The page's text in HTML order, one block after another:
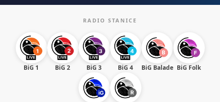
RADIO STANICE
BiG 1 BiG 2 BiG 3 BiG 4 BiG Balade BiG Folk